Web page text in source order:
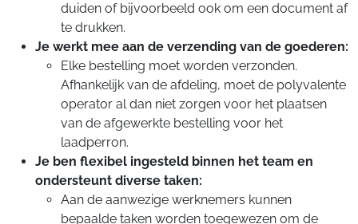
duiden of bijvoorbeeld ook om een document af
te drukken.
Je werkt mee aan de verzending van de goederen:
Elke bestelling moet worden verzonden.
Afhankelijk van de afdeling, moet de polyvalente
operator al dan niet zorgen voor het plaatsen
van de afgewerkte bestelling voor het
laadperron.
Je ben flexibel ingesteld binnen het team en
ondersteunt diverse taken:
Aan de aanwezige werknemers kunnen
bepaalde taken worden toegewezen om de